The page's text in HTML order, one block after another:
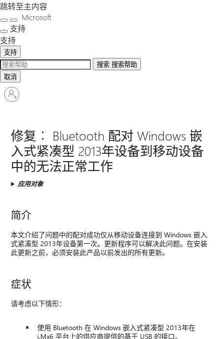
跳转至主内容
Microsoft
支持
支持
支持
搜索 搜索帮助
取消
请
登
修复︰ Bluetooth 配对 Windows 嵌
入式紧凑型 2013年设备到移动设备
中的无法正常工作
应用对象
简介
本文介绍了问题中的配对成功仅从移动设备连接到 Windows 嵌入
式紧凑型 2013年设备第一次。更新程序可以解决此问题。在安装
此更新之前，必须安装此产品以前发出的所有更新。
症状
请考虑以下情形：
使用 Bluetooth 在 Windows 嵌入式紧凑型 2013年在
i.Mx6 平台上的供应商提供的基于 USB 的接口。